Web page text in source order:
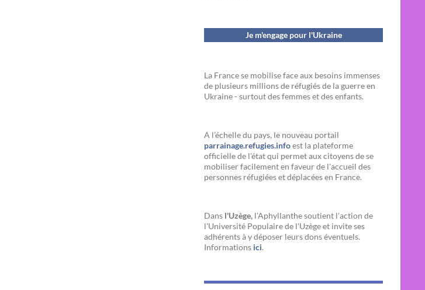
Je m'engage pour l'Ukraine
La France se mobilise face aux besoins immenses
de plusieurs millions de réfugiés de la guerre en
Ukraine - surtout des femmes et des enfants.
A l’échelle du pays, le nouveau portail
parrainage.refugies.infoest la plateforme
officielle de l'état qui permet aux citoyens de se
mobiliser facilement en faveur de l'accueil des
personnes réfugiées et déplacées en France.
Dans l'Uzège, l'Aphyllanthe soutient l'action de
l'Université Populaire de l'Uzège et invite ses
adhérents à y déposer leurs dons éventuels.
Informations ici.